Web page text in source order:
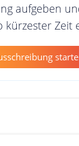
aufgeben
kürzester Zeit